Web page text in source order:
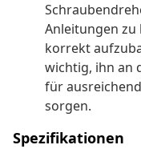
Anleitungen zu
korrekt
wichtig, ihn an
für
sorgen.
Spezifikationen